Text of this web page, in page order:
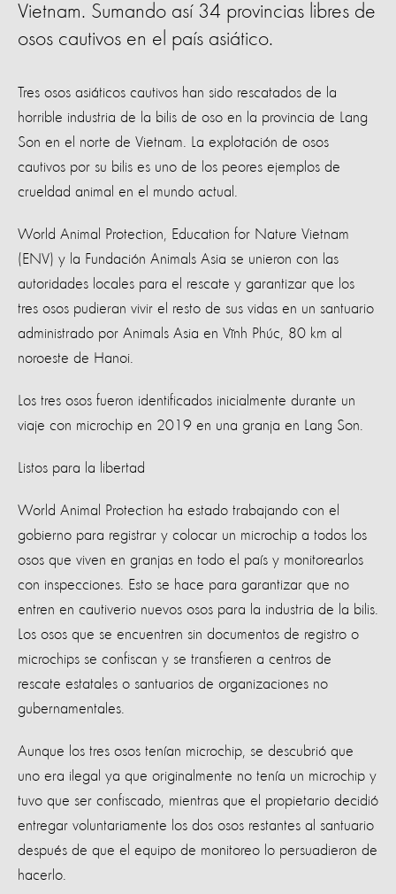
Vietnam. Sumando así 34 provincias libres de
osos cautivos en el país asiático.
Tres osos asiáticos cautivos han sido rescatados de la
horrible industria de la bilis de oso en la provincia de Lang
Son en el norte de Vietnam. La explotación de osos
cautivos por su bilis es uno de los peores ejemplos de
crueldad animal en el mundo actual.
World Animal Protection, Education for Nature Vietnam
(ENV) y la Fundación Animals Asia se unieron con las
autoridades locales para el rescate y garantizar que los
tres osos pudieran vivir el resto de sus vidas en un santuario
administrado por Animals Asia en Vĩnh Phúc, 80 km al
noroeste de Hanoi.
Los tres osos fueron identificados inicialmente durante un
viaje con microchip en 2019 en una granja en Lang Son.
Listos para la libertad
World Animal Protection ha estado trabajando con el
gobierno para registrar y colocar un microchip a todos los
osos que viven en granjas en todo el país y monitorearlos
con inspecciones. Esto se hace para garantizar que no
entren en cautiverio nuevos osos para la industria de la bilis.
Los osos que se encuentren sin documentos de registro o
microchips se confiscan y se transfieren a centros de
rescate estatales o santuarios de organizaciones no
gubernamentales.
Aunque los tres osos tenían microchip, se descubrió que
uno era ilegal ya que originalmente no tenía un microchip y
tuvo que ser confiscado, mientras que el propietario decidió
entregar voluntariamente los dos osos restantes al santuario
después de que el equipo de monitoreo lo persuadieron de
hacerlo.